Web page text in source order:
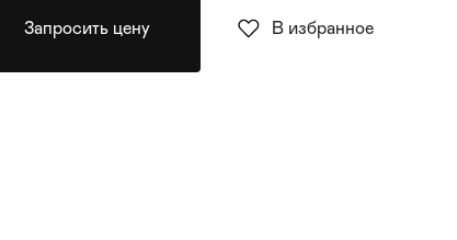
Запросить цену В избранное